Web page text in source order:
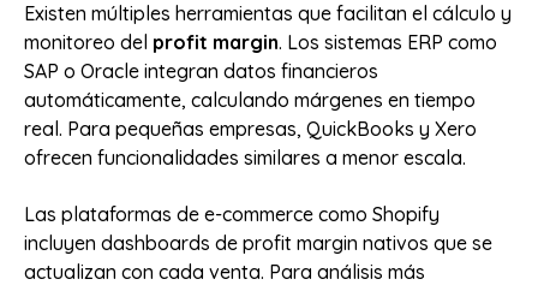
Existen múltiples herramientas que facilitan el cálculo y
monitoreo del profit margin. Los sistemas ERP como
SAP o Oracle integran datos financieros
automáticamente, calculando márgenes en tiempo
real. Para pequeñas empresas, QuickBooks y Xero
ofrecen funcionalidades similares a menor escala.
Las plataformas de e-commerce como Shopify
incluyen dashboards de profit margin nativos que se
actualizan con cada venta. Para análisis más